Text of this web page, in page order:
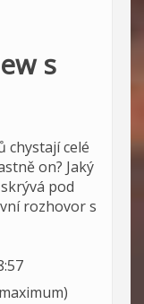
s
chystají celé
on? Jaký
pod
rozhovor s